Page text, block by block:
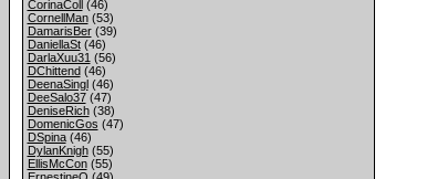
CorinaColl(46)
CornellMan(53)
DamarisBer(39)
DaniellaSt(46)
DarlaXuu31 (56)
DChittend(46)
DeenaSingl(46)
DeeSalo37(47)
DeniseRich(38)
DomenicGos (47)
DSpina(46)
DylanKnigh(55)
EllisMcCon(55)